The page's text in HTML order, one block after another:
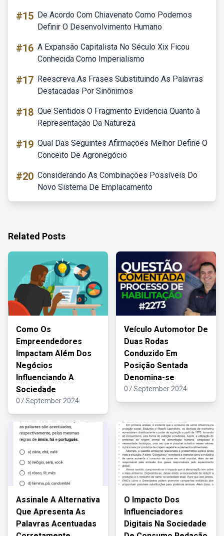
#15 De Acordo Com Chiavenato Como Podemos
Definir O Desenvolvimento Humano
#16 A Expansão Capitalista No Século Xix Ficou
Conhecida Como Imperialismo
#17 Reescreva As Frases Substituindo As Palavras
Destacadas Por Sinônimos
#18 Que Sentidos O Fragmento Evidencia Quanto à
Representação Da Natureza
#19 Qual Das Seguintes Afirmações Melhor Define O
Conceito De Agronegócio
#20 Considerando As Combinações Possíveis Do
Novo Sistema De Emplacamento
Related Posts
Como Os
Empreendedores
Impactam Além Dos
Negócios
Influenciando A
Sociedade
07 September 2024
Veículo Automotor De
Duas Rodas
Conduzido Em
Posição Sentada
Denomina-se
07 September 2024
Assinale A Alternativa
Que Apresenta As
Palavras Acentuadas
O Impacto Dos
Influenciadores
Digitais Na Sociedade